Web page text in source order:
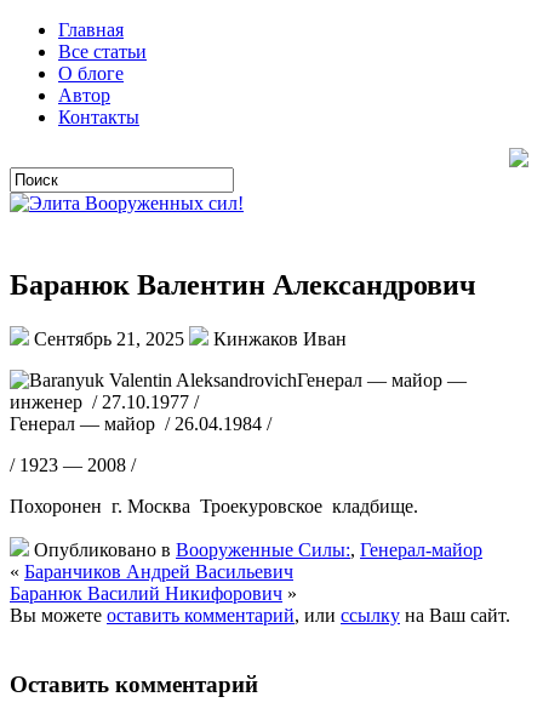
Главная
Все статьи
О блоге
Автор
Контакты
Баранюк Валентин Александрович
Сентябрь 21, 2025
Кинжаков Иван
Генерал — майор —
инженер / 27.10.1977 /
Генерал — майор / 26.04.1984 /
/ 1923 — 2008 /
Похоронен г. Москва Троекуровское кладбище.
Опубликовано в Вооруженные Силы:, Генерал-майор
« Баранчиков Андрей Васильевич
Баранюк Василий Никифорович »
Вы можете оставить комментарий, или ссылку на Ваш сайт.
Оставить комментарий